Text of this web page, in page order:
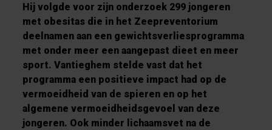
Hij volgde voor zijn onderzoek 299 jongeren
met obesitas die in het Zeepreventorium
deelnamen aan een gewichtsverliesprogramma
met onder meer een aangepast dieet en meer
sport. Vantieghem stelde vast dat het
programma een positieve impact had op de
vermoeidheid van de spieren en op het
algemene vermoeidheidsgevoel van deze
jongeren. Ook minder lichaamsvet na de